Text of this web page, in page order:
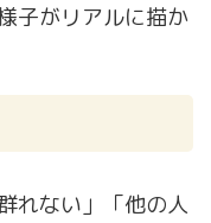
子がリアルに描か
れない」「他の人